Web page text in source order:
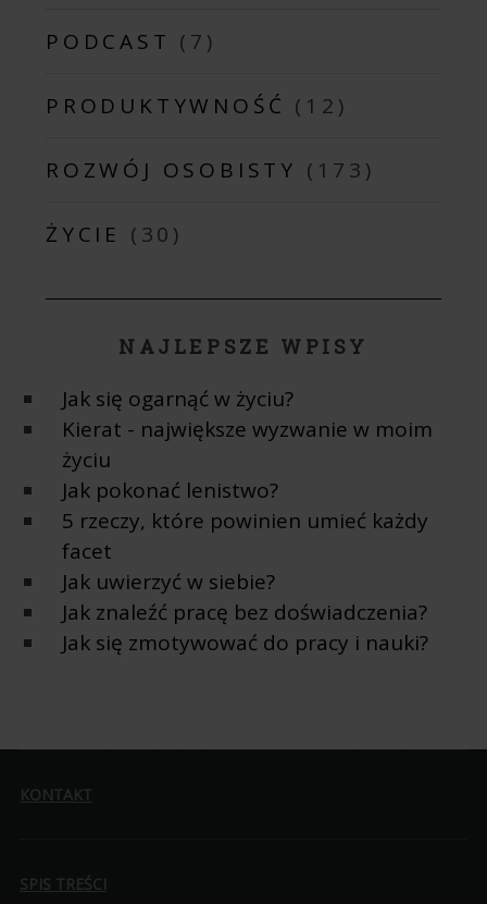
PODCAST (7)
PRODUKTYWNOŚĆ (12)
ROZWÓJ OSOBISTY (173)
ŻYCIE (30)
NAJLEPSZE WPISY
Jak się ogarnąć w życiu?
Kierat - największe wyzwanie w moim
życiu
Jak pokonać lenistwo?
5 rzeczy, które powinien umieć każdy
facet
Jak uwierzyć w siebie?
Jak znaleźć pracę bez doświadczenia?
Jak się zmotywować do pracy i nauki?
KONTAKT
SPIS TREŚCI